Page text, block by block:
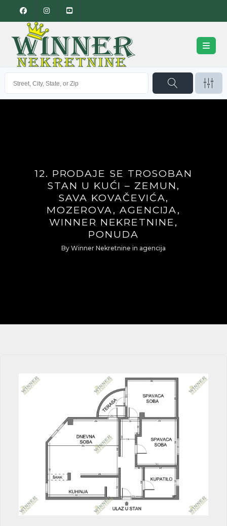
12. PRODAJE SE TROSOBAN
STAN U KUĆI – ZEMUN,
SAVA KOVAČEVIĆA,
MOZEROVA, AGENCIJA,
WINNER NEKRETNINE,
PONUDA
By Winner Nekretnine in agencija